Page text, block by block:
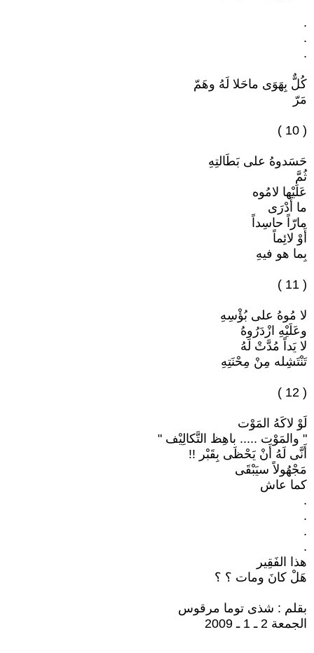
.
.
.
كُلٌّ بِهَوَى ماحَلا لَهُ وهَمّ
مَرّ
( 10 )
حَسَدوهُ على بَطَالتِهِ
ثُمَّ
عَلَيْها لامُوه
ما أَدْرَى
مارّاً حاسِداً
أَوْ لائِماً
بِما هو فيهِ
( 11 )
لا مُوهُ على بُؤْسِهِ
وعَلَيْهِ ازْدَرُوهُ
لا يَداً مُدَّتْ لَهُ
تَنْتَشِله مِنْ مِحْنَتِهِ
( 12 )
لَوْ لاكَهُ المَوْت
" والمَوْت ..... باهِظ التَّكالِيْف "
أَنَّى لَهُ أَنْ يَحْظَى بِقَبْر !!
مَجْهُولاً سيَبْقَى
كما عاش
.
.
.
.
هذا الفَقِير
هَلْ كانَ ومات ؟ ؟
بقلم : شذى توما مرقوس
الجمعة 2 ـ 1 ـ 2009